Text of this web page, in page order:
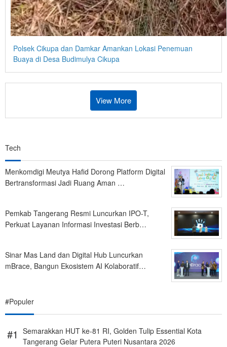
Polsek Cikupa dan Damkar Amankan Lokasi Penemuan
Buaya di Desa Budimulya Cikupa
View More
Tech
Menkomdigi Meutya Hafid Dorong Platform Digital
Bertransformasi Jadi Ruang Aman …
Pemkab Tangerang Resmi Luncurkan IPO-T,
Perkuat Layanan Informasi Investasi Berb…
Sinar Mas Land dan Digital Hub Luncurkan
mBrace, Bangun Ekosistem AI Kolaboratif…
#Populer
Semarakkan HUT ke-81 RI, Golden Tulip Essential Kota
Tangerang Gelar Putera Puteri Nusantara 2026